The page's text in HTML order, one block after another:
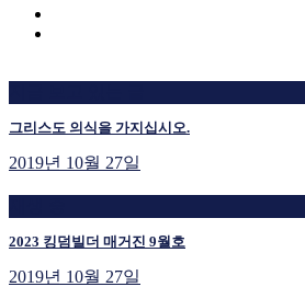
그리스도 의식을 가지십시오.
2019년 10월 27일
2023 킹덤빌더 매거진 9월호
2019년 10월 27일